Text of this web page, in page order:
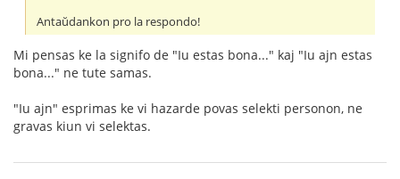
Antaŭdankon pro la respondo!
Mi pensas ke la signifo de "Iu estas bona..." kaj "Iu ajn estas
bona..." ne tute samas.
"Iu ajn" esprimas ke vi hazarde povas selekti personon, ne
gravas kiun vi selektas.